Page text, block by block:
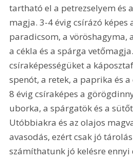
tartható el a petrezselyem és
magja. 3-4 évig csírázó képes
paradicsom, a vöröshagyma,
a cékla és a spárga
csíraképességüket a
spenót, a retek, a paprika és
8 évig csíraképes a
uborka, a spárgatök és a
Utóbbiakra és az olajos
avasodás, ezért csak jó
számíthatunk jó kelésre ennyi